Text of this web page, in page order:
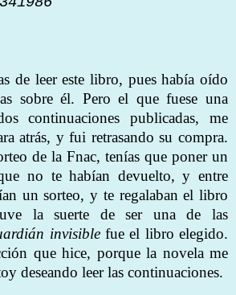
de leer este libro, pues había oído
sobre él. Pero el que fuese una
continuaciones publicadas, me
atrás, y fui retrasando su compra.
de la Fnac, tenías que poner un
no te habían devuelto, y entre
un sorteo, y te regalaban el libro
la suerte de ser una de las
invisiblefue el libro elegido.
que hice, porque la novela me
deseando leer las continuaciones.